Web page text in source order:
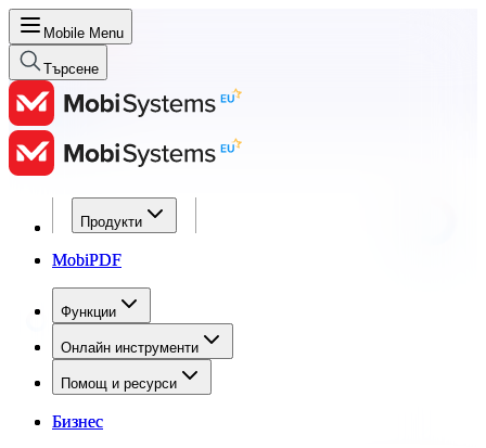
Mobile Menu
Търсене
Продукти
MobiPDF
Функции
Онлайн инструменти
Помощ и ресурси
Бизнес
Продукти
MobiPDF
Функции
Онлайн инструменти
Помощ и ресурси
Бизнес